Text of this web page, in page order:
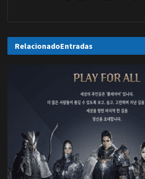
RelacionadoEntradas